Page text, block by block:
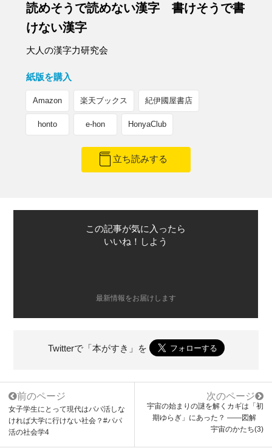
読めそうで読めない漢字 書けそうで書
けない漢字
大人の漢字力研究会
紙版を購入
Amazon 楽天ブックス 紀伊國屋書店
honto e-hon HonyaClub
立ち読みする
この記事が気に入ったら
いいね！しよう
最新情報をお届けします
Twitterで「本がすき」を
前のページ
女子学生にとって現代はパパ活しな
ければ大学に行けない社会？#パパ
活の社会学4
次のページ
宇宙の始まりの謎を解くカギは「初
期ゆらぎ」にあった？ ――図解
宇宙のかたち(3)